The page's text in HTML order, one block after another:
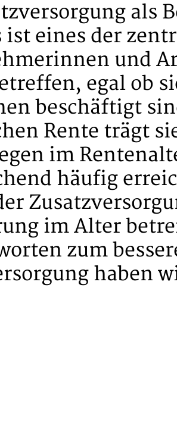
als
ist eines der
und
egal ob
beschäftigt
Rente trägt
im
häufig
im Alter
zum
haben